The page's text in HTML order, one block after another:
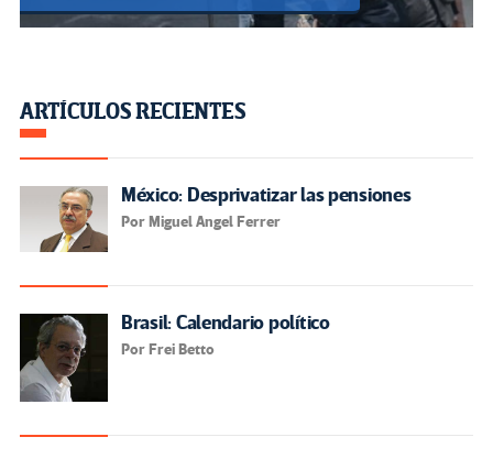
ARTÍCULOS RECIENTES
México: Desprivatizar las pensiones
Por Miguel Angel Ferrer
Brasil: Calendario político
Por Frei Betto